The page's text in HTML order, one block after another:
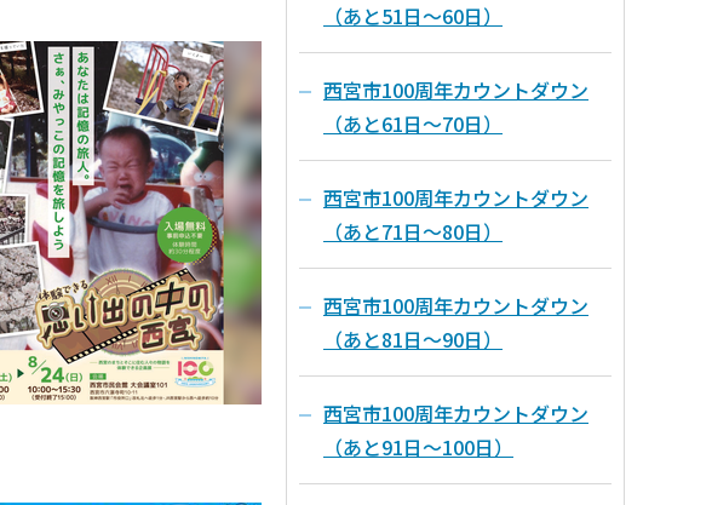
（あと51日～60日）
西宮市100周年カウントダウン
（あと61日～70日）
西宮市100周年カウントダウン
（あと71日～80日）
西宮市100周年カウントダウン
（あと81日～90日）
西宮市100周年カウントダウン
（あと91日～100日）